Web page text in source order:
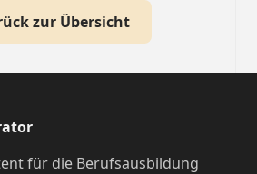
zur Übersicht
für die Berufsausbildung